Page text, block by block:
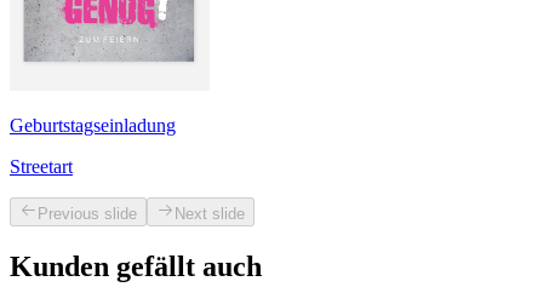
Geburtstagseinladung
Streetart
Previous slide Next slide
Kunden gefällt auch